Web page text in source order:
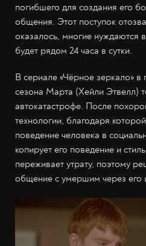
погибшего для создания его
общения. Этот поступок
оказалось, многие нуждаются
будет рядом 24 часа в сутки.
В сериале «Чёрное зеркало» в
сезона Марта (Хейли Этвелл)
автокатастрофе. После
технологии, благодаря
поведение человека в
копирует его поведение и
переживает утрату, поэтому
общение с умершим через